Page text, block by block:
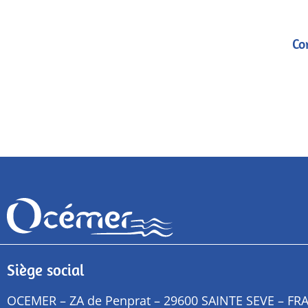
Siège social
OCEMER – ZA de Penprat – 29600 SAINTE SEVE –